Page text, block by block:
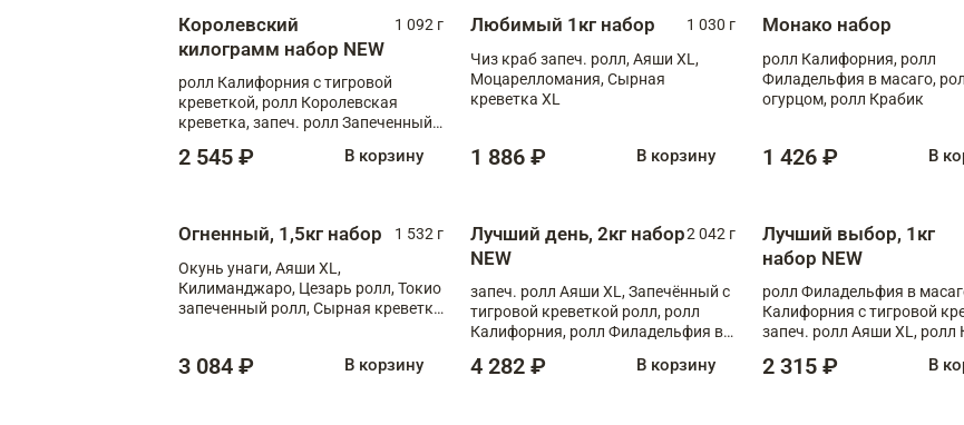
Королевский
килограмм набор NEW
1 092 г
ролл Калифорния с тигровой
креветкой, ролл Королевская
креветка, запеч. ролл Запеченный
XL, запеч. ролл Крабик Хот
2 545 ₽ В корзину
Любимый 1кг набор
1 030 г
Чиз краб запеч. ролл, Аяши XL,
Моцарелломания, Сырная
креветка XL
1 886 ₽ В корзину
Монако набор
ролл Калифорния, ролл
Филадельфия в масаго,
огурцом, ролл Крабик
1 426 ₽ В
Огненный, 1,5кг набор
1 532 г
Окунь унаги, Аяши XL,
Килиманджаро, Цезарь ролл, Токио
запеченный ролл, Сырная креветка
3 084 ₽ В корзину
Лучший день, 2кг набор
NEW
2 042 г
запеч. ролл Аяши XL, Запечённый с
тигровой креветкой ролл, ролл
Калифорния, ролл Филадельфия в
запеч. ролл Моцарелломания, ролл
4 282 ₽ В корзину
Лучший выбор, 1кг
набор NEW
ролл Филадельфия в
Калифорния с тигровой
запеч. ролл Аяши XL, ролл
2 315 ₽ В